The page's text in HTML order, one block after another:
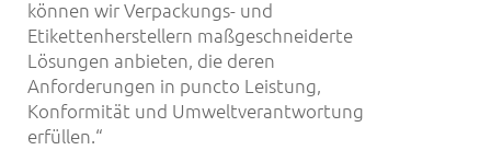
können wir Verpackungs- und
Etikettenherstellern maßgeschneiderte
Lösungen anbieten, die deren
Anforderungen in puncto Leistung,
Konformität und Umweltverantwortung
erfüllen.“